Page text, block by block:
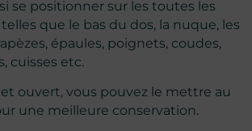
se positionner sur les toutes les
que le bas du dos, la nuque, les
épaules, poignets, coudes,
cuisses etc.
ouvert, vous pouvez le mettre au
une meilleure conservation.